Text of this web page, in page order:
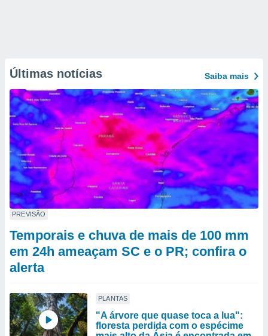
Últimas notícias Saiba mais
PREVISÃO
Temporais e chuva de mais de 100 mm
em 24h ameaçam SC e o PR; confira o
alerta
PLANTAS
"A árvore que quase toca a lua":
floresta perdida com o espécime